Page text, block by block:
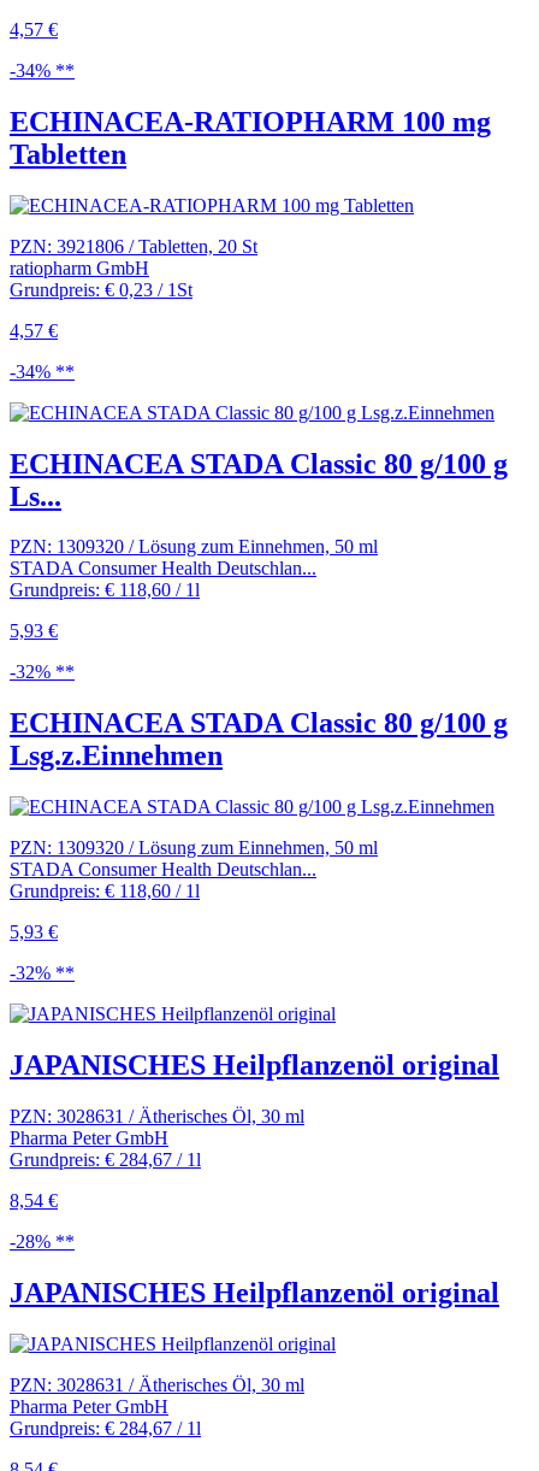
4,57 €
-34% **
ECHINACEA-RATIOPHARM 100 mg
Tabletten
PZN: 3921806 / Tabletten, 20 St
ratiopharm GmbH
Grundpreis: € 0,23 / 1St
4,57 €
-34% **
ECHINACEA STADA Classic 80 g/100 g
Ls...
PZN: 1309320 / Lösung zum Einnehmen, 50 ml
STADA Consumer Health Deutschlan...
Grundpreis: € 118,60 / 1l
5,93 €
-32% **
ECHINACEA STADA Classic 80 g/100 g
Lsg.z.Einnehmen
PZN: 1309320 / Lösung zum Einnehmen, 50 ml
STADA Consumer Health Deutschlan...
Grundpreis: € 118,60 / 1l
5,93 €
-32% **
JAPANISCHES Heilpflanzenöl original
PZN: 3028631 / Ätherisches Öl, 30 ml
Pharma Peter GmbH
Grundpreis: € 284,67 / 1l
8,54 €
-28% **
JAPANISCHES Heilpflanzenöl original
PZN: 3028631 / Ätherisches Öl, 30 ml
Pharma Peter GmbH
Grundpreis: € 284,67 / 1l